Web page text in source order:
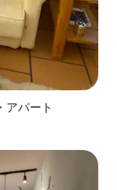
アパート